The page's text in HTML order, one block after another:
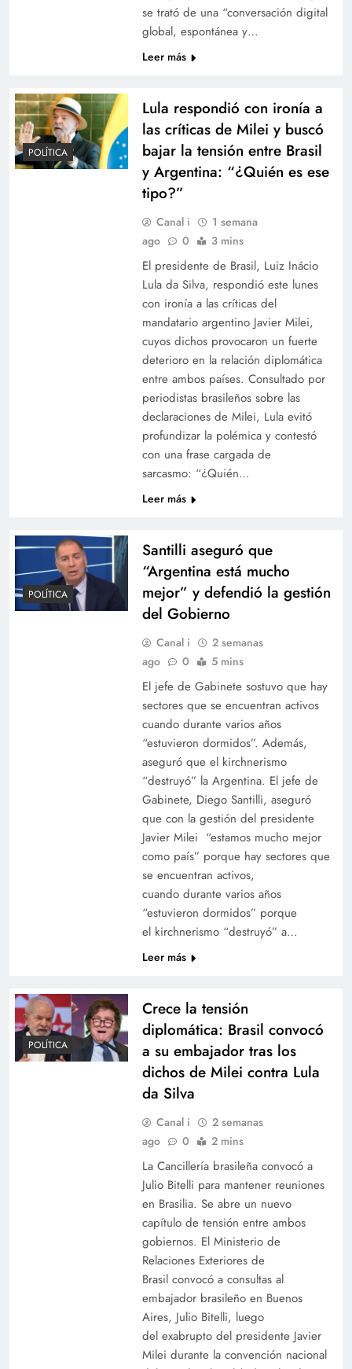
se trató de una “conversación digital
global, espontánea y…
Leer más
POLÍTICA
Lula respondió con ironía a
las críticas de Milei y buscó
bajar la tensión entre Brasil
y Argentina: “¿Quién es ese
tipo?”
Canal i
1 semana
ago
0 3 mins
El presidente de Brasil, Luiz Inácio
Lula da Silva, respondió este lunes
con ironía a las críticas del
mandatario argentino Javier Milei,
cuyos dichos provocaron un fuerte
deterioro en la relación diplomática
entre ambos países. Consultado por
periodistas brasileños sobre las
declaraciones de Milei, Lula evitó
profundizar la polémica y contestó
con una frase cargada de
sarcasmo: “¿Quién…
Leer más
POLÍTICA
Santilli aseguró que
“Argentina está mucho
mejor” y defendió la gestión
del Gobierno
Canal i
2 semanas
ago
0 5 mins
El jefe de Gabinete sostuvo que hay
sectores que se encuentran activos
cuando durante varios años
“estuvieron dormidos”. Además,
aseguró que el kirchnerismo
“destruyó” la Argentina. El jefe de
Gabinete, Diego Santilli, aseguró
que con la gestión del presidente
Javier Milei “estamos mucho mejor
como país” porque hay sectores que
se encuentran activos,
cuando durante varios años
“estuvieron dormidos” porque
el kirchnerismo “destruyó” a…
Leer más
POLÍTICA
Crece la tensión
diplomática: Brasil convocó
a su embajador tras los
dichos de Milei contra Lula
da Silva
Canal i
2 semanas
ago
0 2 mins
La Cancillería brasileña convocó a
Julio Bitelli para mantener reuniones
en Brasilia. Se abre un nuevo
capítulo de tensión entre ambos
gobiernos. El Ministerio de
Relaciones Exteriores de
Brasil convocó a consultas al
embajador brasileño en Buenos
Aires, Julio Bitelli, luego
del exabrupto del presidente Javier
Milei durante la convención nacional